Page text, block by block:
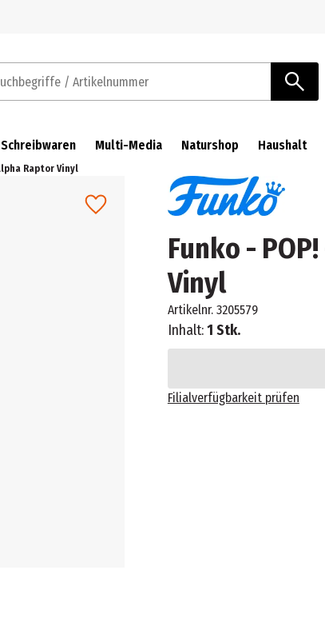
/ Artikelnummer
Schreibwaren Multi-Media Naturshop Haushalt
Raptor Vinyl
Funko -
Vinyl
Artikelnr. 3205579
Inhalt:1 Stk.
Filialverfügbarkeit prüfen